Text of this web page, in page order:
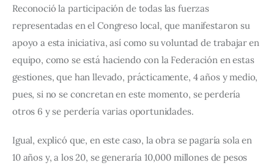
Reconoció la participación de todas las fuerzas
representadas en el Congreso local, que manifestaron su
apoyo a esta iniciativa, así como su voluntad de trabajar en
equipo, como se está haciendo con la Federación en estas
gestiones, que han llevado, prácticamente, 4 años y medio,
pues, si no se concretan en este momento, se perdería
otros 6 y se perdería varias oportunidades.
Igual, explicó que, en este caso, la obra se pagaría sola en
10 años y, a los 20, se generaría 10,000 millones de pesos